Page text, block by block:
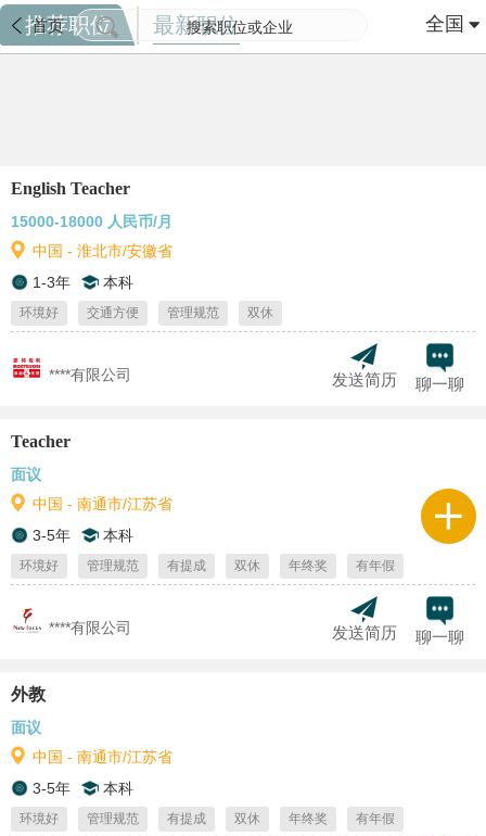
首页 全国
推荐职位 最新职位
English Teacher
15000-18000 人民币/月
中国 - 淮北市/安徽省
1-3年
本科
环境好 交通方便 管理规范 双休
****有限公司 聊一聊
发送简历
Teacher
面议
中国 - 南通市/江苏省
3-5年
本科
环境好 管理规范 有提成 双休 年终奖 有年假
****有限公司 聊一聊
发送简历
外教
面议
中国 - 南通市/江苏省
3-5年
本科
环境好 管理规范 有提成 双休 年终奖 有年假